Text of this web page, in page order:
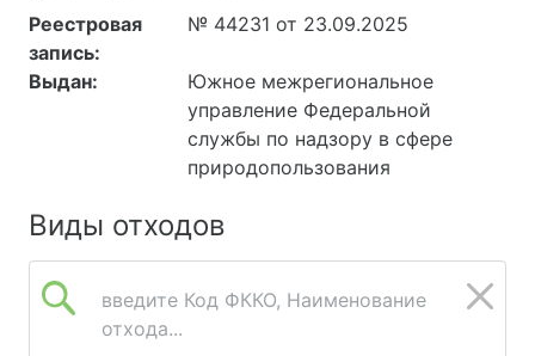
Реестровая
запись:
№ 44231 от 23.09.2025
Выдан:
Южное межрегиональное
управление Федеральной
службы по надзору в сфере
природопользования
Виды отходов
введите Код ФККО, Наименование
отхода...